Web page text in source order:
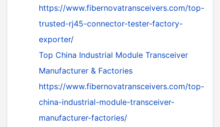
https://www.fibernovatransceivers.com/top-
trusted-rj45-connector-tester-factory-
exporter/
Top China Industrial Module Transceiver
Manufacturer & Factories
https://www.fibernovatransceivers.com/top-
china-industrial-module-transceiver-
manufacturer-factories/